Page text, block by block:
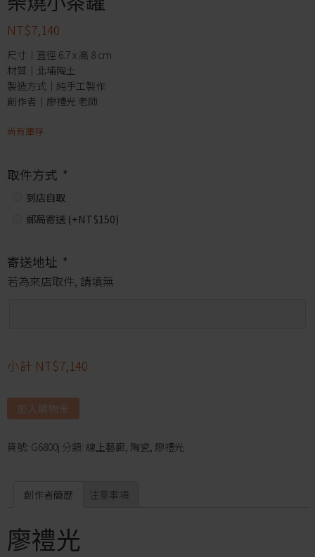
NT$7,140
尺寸｜直徑 6.7 x 高 8 cm
材質｜北埔陶土
製造方式｜純手工製作
創作者｜廖禮光 老師
尚有庫存
取件方式 *
到店自取
郵局寄送 (+NT$150)
寄送地址 *
若為來店取件, 請填無
小計 NT$7,140
加入購物車
貨號: G6800j 分類: 線上藝廊, 陶瓷, 廖禮光
創作者簡歷 注意事項
廖禮光